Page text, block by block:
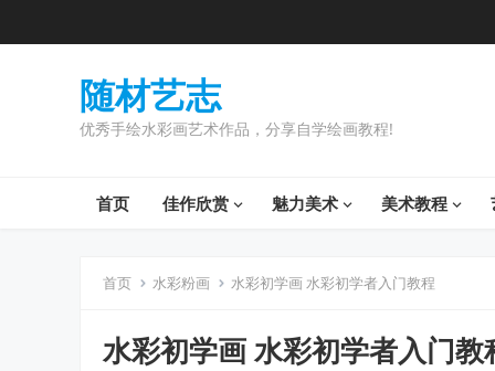
随材艺志
优秀手绘水彩画艺术作品，分享自学绘画教程!
首页 佳作欣赏 魅力美术 美术教程
首页 水彩粉画 水彩初学画 水彩初学者入门教程
水彩初学画 水彩初学者入门教